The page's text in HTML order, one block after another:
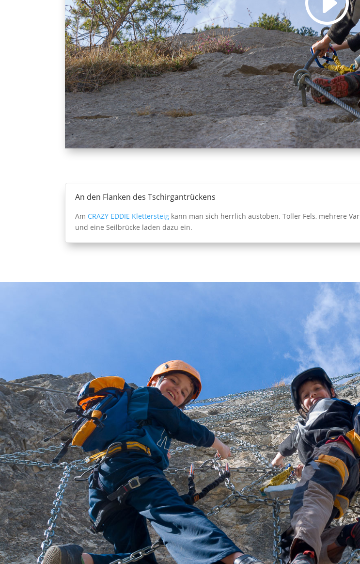
An den Flanken des Tschirgantrückens
Am CRAZY EDDIE Klettersteig kann man sich herrlich austoben. Toller Fels, mehrere
und eine Seilbrücke laden dazu ein.